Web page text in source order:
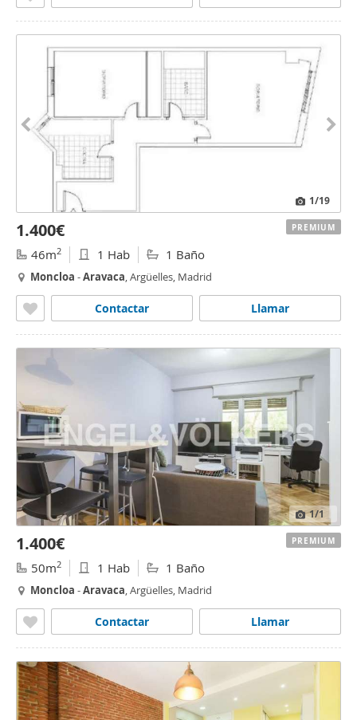
1/19
1.400€
46m2 1 Hab 1 Baño
Moncloa -Aravaca, Argüelles, Madrid
Llamar
Contactar
PREMIUM
1/1
1.400€
50m2 1 Hab 1 Baño
Moncloa -Aravaca, Argüelles, Madrid
Llamar
Contactar
PREMIUM